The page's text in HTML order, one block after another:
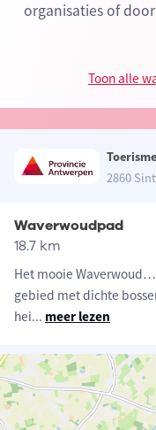
organisaties of
Toon alle
2860
Waverwoudpad
18.7 km
Het mooie
gebied met dichte
hei... meer lezen